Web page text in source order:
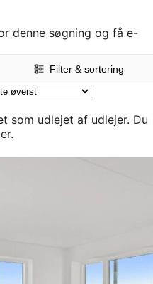
denne søgning og få e-
Filter & sortering
som udlejet af udlejer. Du